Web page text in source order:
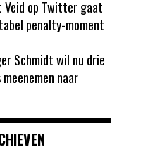
op Twitter gaat
penalty-moment
Schmidt wil nu drie
naar